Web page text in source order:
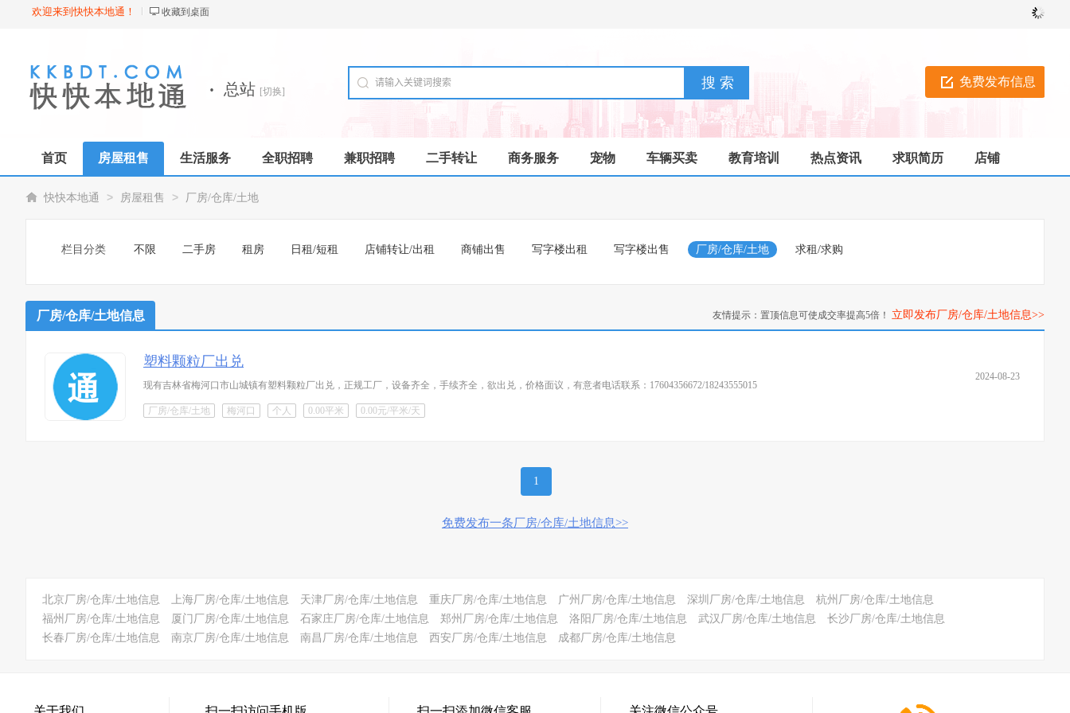
欢迎来到快快本地通！ 收藏到桌面
免费发布信息
· 总站 [切换]
首页 房屋租售 生活服务 全职招聘 兼职招聘 二手转让 商务服务 宠物 车辆买卖 教育培训 热点资讯 求职简历 店铺
快快本地通 > 房屋租售 > 厂房/仓库/土地
栏目分类 不限 二手房 租房 日租/短租 店铺转让/出租 商铺出售 写字楼出租 写字楼出售 厂房/仓库/土地 求租/求购
厂房/仓库/土地信息 友情提示：置顶信息可使成交率提高5倍！ 立即发布厂房/仓库/土地信息>>
2024-08-23
塑料颗粒厂出兑
现有吉林省梅河口市山城镇有塑料颗粒厂出兑，正规工厂，设备齐全，手续齐全，欲出兑，价格面议，有意者电话联系：17604356672/18243555015
厂房/仓库/土地 梅河口 个人 0.00平米 0.00元/平米/天
1
免费发布一条厂房/仓库/土地信息>>
北京厂房/仓库/土地信息 上海厂房/仓库/土地信息 天津厂房/仓库/土地信息 重庆厂房/仓库/土地信息 广州厂房/仓库/土地信息 深圳厂房/仓库/土地信息
杭州厂房/仓库/土地信息
福州厂房/仓库/土地信息
厦门厂房/仓库/土地信息 石家庄厂房/仓库/土地信息 郑州厂房/仓库/土地信息 洛阳厂房/仓库/土地信息 武汉厂房/仓库/土地信息
长沙厂房/仓库/土地信息
长春厂房/仓库/土地信息
南京厂房/仓库/土地信息 南昌厂房/仓库/土地信息 西安厂房/仓库/土地信息 成都厂房/仓库/土地信息